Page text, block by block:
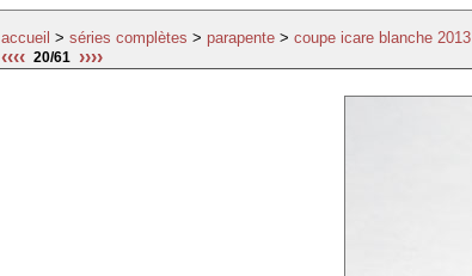
accueil > séries complètes > parapente > coupe icare blanche 2013
‹‹‹‹ 20/61 ››››